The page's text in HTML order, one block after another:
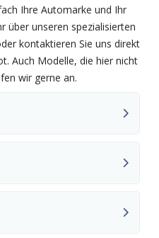
Ihre Automarke und Ihr
über unseren spezialisierten
kontaktieren Sie uns direkt
Auch Modelle, die hier nicht
wir gerne an.